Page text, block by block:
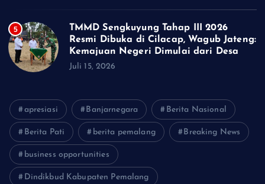
5
TMMD Sengkuyung Tahap III 2026
Resmi Dibuka di Cilacap, Wagub Jateng:
Kemajuan Negeri Dimulai dari Desa
Juli 15, 2026
apresiasi Banjarnegara Berita Nasional
Berita Pati berita pemalang Breaking News
business opportunities
Dindikbud Kabupaten Pemalang